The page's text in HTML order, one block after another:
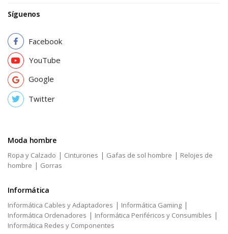
Síguenos
Facebook
YouTube
Google
Twitter
Moda hombre
Ropa y Calzado | Cinturones | Gafas de sol hombre | Relojes de
hombre | Gorras
Informática
Informática Cables y Adaptadores | Informática Gaming |
Informática Ordenadores | Informática Periféricos y Consumibles |
Informática Redes y Componentes